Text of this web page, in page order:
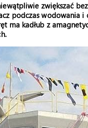
zwiększać
podczas wodowania
ma kadłub z